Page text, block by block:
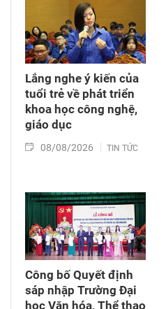
Lắng nghe ý kiến của
tuổi trẻ về phát triển
khoa học công nghệ,
giáo dục
08/08/2026 TIN TỨC
Công bố Quyết định
sáp nhập Trường Đại
học Văn hóa, Thể thao